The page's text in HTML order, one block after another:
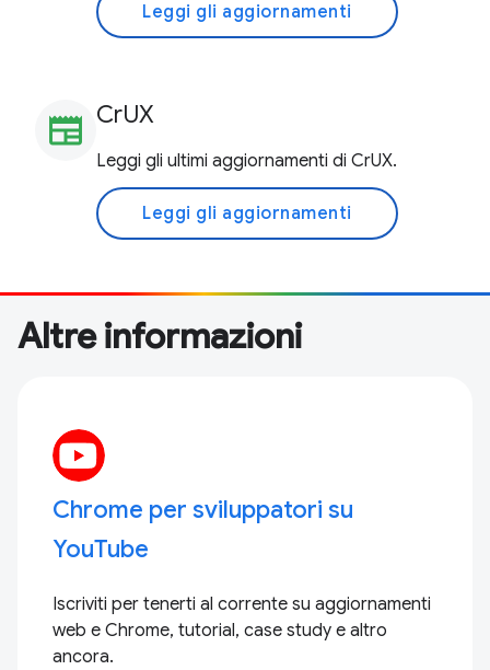
Leggi gli aggiornamenti
newspaper CrUX
Leggi gli ultimi aggiornamenti di CrUX.
Leggi gli aggiornamenti
Altre informazioni
Chrome per sviluppatori su
YouTube
Iscriviti per tenerti al corrente su aggiornamenti
web e Chrome, tutorial, case study e altro
ancora.